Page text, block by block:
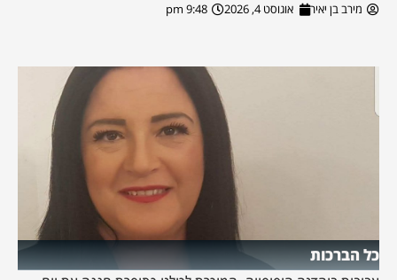
מירב בן יאיר אוגוסט 4, 2026 9:48 pm
כל הברכות